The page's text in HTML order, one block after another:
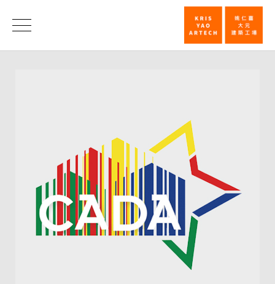
「法
学
院」
及
「函
山
庄」
荣
获